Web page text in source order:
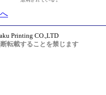
Printing CO.,LTD
転載することを禁じます